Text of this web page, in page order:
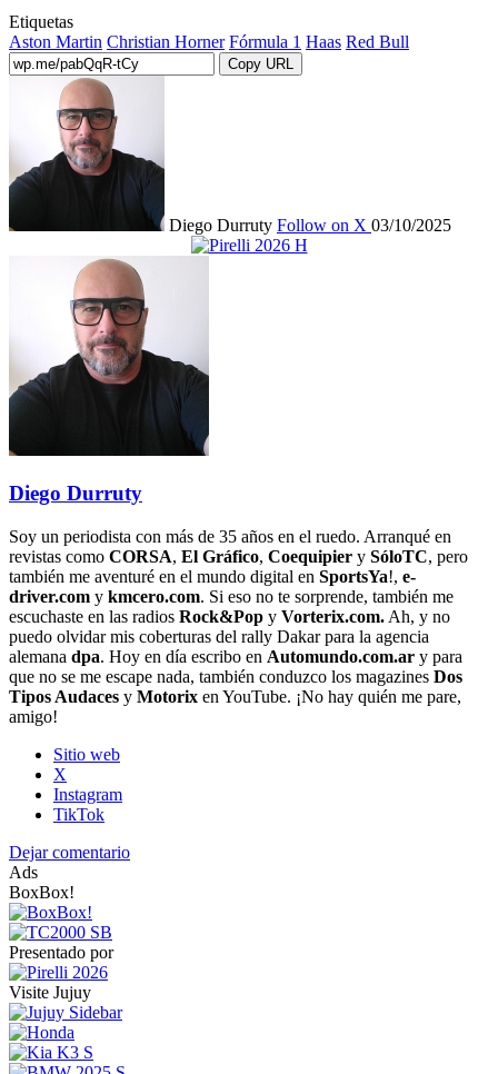
Etiquetas
Aston Martin Christian Horner Fórmula 1 Haas Red Bull
Copy URL
Diego Durruty Follow on X 03/10/2025
Diego Durruty
Soy un periodista con más de 35 años en el ruedo. Arranqué en
revistas como CORSA, El Gráfico, Coequipier y SóloTC, pero
también me aventuré en el mundo digital en SportsYa!, e-
driver.com y kmcero.com. Si eso no te sorprende, también me
escuchaste en las radios Rock&Pop y Vorterix.com. Ah, y no
puedo olvidar mis coberturas del rally Dakar para la agencia
alemana dpa. Hoy en día escribo en Automundo.com.ar y para
que no se me escape nada, también conduzco los magazines Dos
Tipos Audaces y Motorix en YouTube. ¡No hay quién me pare,
amigo!
Sitio web
X
Instagram
TikTok
Dejar comentario
Ads
BoxBox!
Presentado por
Visite Jujuy